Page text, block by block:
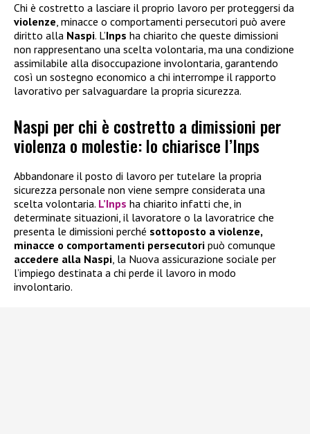
Chi è costretto a lasciare il proprio lavoro per proteggersi da
violenze, minacce o comportamenti persecutori può avere
diritto alla Naspi. L’Inps ha chiarito che queste dimissioni
non rappresentano una scelta volontaria, ma una condizione
assimilabile alla disoccupazione involontaria, garantendo
così un sostegno economico a chi interrompe il rapporto
lavorativo per salvaguardare la propria sicurezza.
Naspi per chi è costretto a dimissioni per
violenza o molestie: lo chiarisce l’Inps
Abbandonare il posto di lavoro per tutelare la propria
sicurezza personale non viene sempre considerata una
scelta volontaria. L’Inps ha chiarito infatti che, in
determinate situazioni, il lavoratore o la lavoratrice che
presenta le dimissioni perché sottoposto a violenze,
minacce o comportamenti persecutori può comunque
accedere alla Naspi , la Nuova assicurazione sociale per
l’impiego destinata a chi perde il lavoro in modo
involontario.